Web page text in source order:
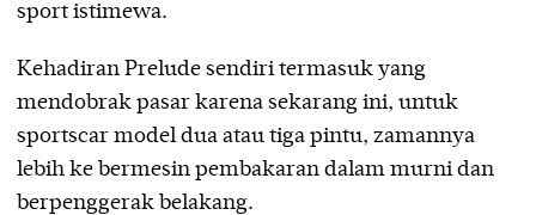
sport istimewa.
Kehadiran Prelude sendiri termasuk yang
mendobrak pasar karena sekarang ini, untuk
sportscar model dua atau tiga pintu, zamannya
lebih ke bermesin pembakaran dalam murni dan
berpenggerak belakang.